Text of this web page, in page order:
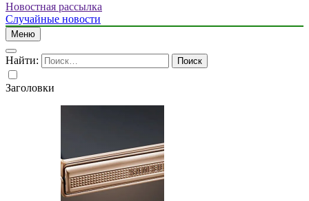
Новостная рассылка
Случайные новости
Меню
Найти:
Заголовки